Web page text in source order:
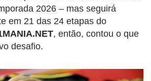
2026 – mas seguirá
em 21 das 24 etapas do
, então, contou o que
desafio.